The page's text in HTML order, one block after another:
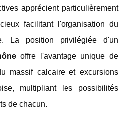
apprécient particulièrement
facilitant l'organisation du
La position privilégiée d'un
offre l'avantage unique de
massif calcaire et excursions
multipliant les possibilités
de chacun.